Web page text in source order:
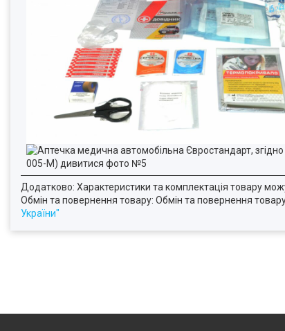
Додатково: Характеристики та комплектація товару
Обмін та повернення товару: Обмін та повернення товару
України"